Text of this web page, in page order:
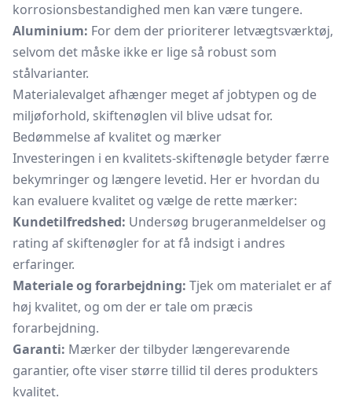
korrosionsbestandighed men kan være tungere.
Aluminium: For dem der prioriterer letvægtsværktøj,
selvom det måske ikke er lige så robust som
stålvarianter.
Materialevalget afhænger meget af jobtypen og de
miljøforhold, skiftenøglen vil blive udsat for.
Bedømmelse af kvalitet og mærker
Investeringen i en kvalitets-skiftenøgle betyder færre
bekymringer og længere levetid. Her er hvordan du
kan evaluere kvalitet og vælge de rette mærker:
Kundetilfredshed: Undersøg brugeranmeldelser og
rating af skiftenøgler for at få indsigt i andres
erfaringer.
Materiale og forarbejdning: Tjek om materialet er af
høj kvalitet, og om der er tale om præcis
forarbejdning.
Garanti: Mærker der tilbyder længerevarende
garantier, ofte viser større tillid til deres produkters
kvalitet.